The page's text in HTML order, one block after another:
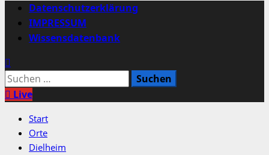
Primäres
Menü
Datenschutzerklärung
IMPRESSUM
Wissensdatenbank
Suchen
nach:
Live
Start
Orte
Dielheim